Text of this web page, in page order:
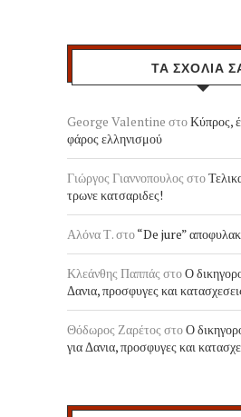
ΤΑ ΣΧΟΛΙΑ
George Valentine στοΚύπρος,
φάρος ελληνισμού
Γιώργος Γιαννοπουλος στο
τρωνε κατσαριδες!
Αλόνα Τ.στο“De jure”
Κλεάνθης Παππάς στοΟ
Δανια, προσφυγες και
Θόδωρος Ζαρέτος στοΟ
για Δανια, προσφυγες και